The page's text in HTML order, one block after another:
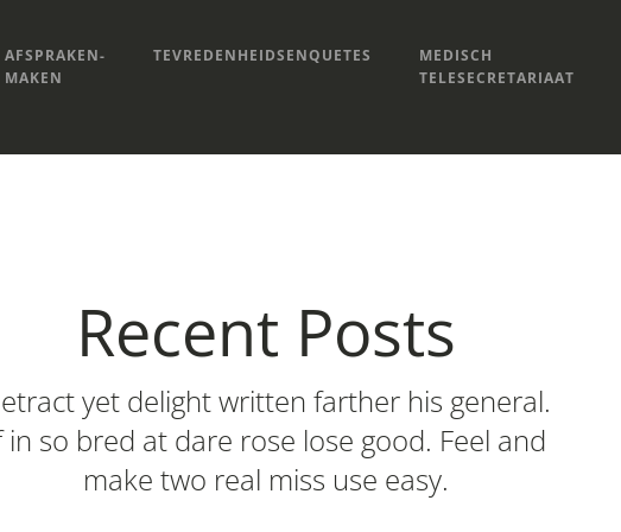
AFSPRAKEN-
MAKEN
TEVREDENHEIDSENQUETES
MEDISCH
TELESECRETARIAAT
Recent Posts
yet delight written farther his general.
in so bred at dare rose lose good. Feel and
make two real miss use easy.